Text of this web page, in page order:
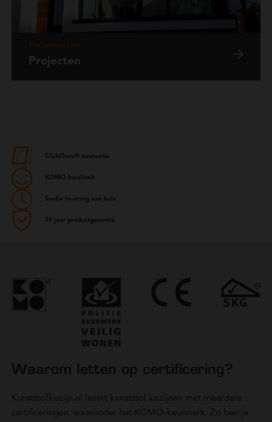
Referenties
Projecten
ClickOver® innovatie
KOMO kwaliteit
Snelle levering aan huis
10 jaar productgarantie
Waarom letten op certificering?
Kunststofkozijn.nl levert kunststof kozijnen met meerdere
certificeringen, waaronder het KOMO-keurmerk. Zo ben je